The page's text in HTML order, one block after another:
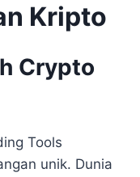
Kripto
Crypto
Tools
unik. Dunia